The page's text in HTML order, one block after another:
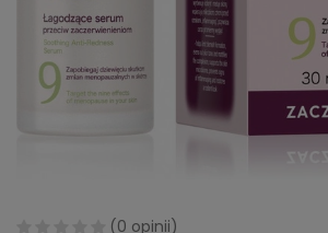
(0 opinii)